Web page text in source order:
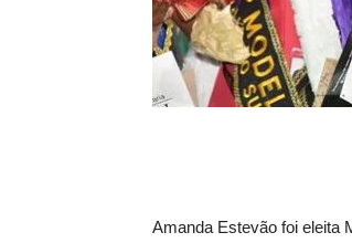
Amanda Estevão foi eleita